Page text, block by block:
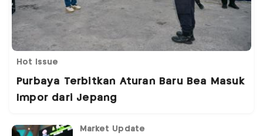
Hot Issue
Purbaya Terbitkan Aturan Baru Bea Masuk
Impor dari Jepang
Market Update